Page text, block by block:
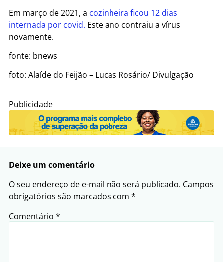
Em março de 2021, a cozinheira ficou 12 dias
internada por covid. Este ano contraiu a vírus
novamente.
fonte: bnews
foto: Alaíde do Feijão – Lucas Rosário/ Divulgação
Publicidade
Deixe um comentário
O seu endereço de e-mail não será publicado. Campos
obrigatórios são marcados com *
Comentário *